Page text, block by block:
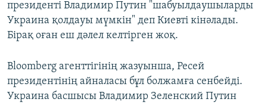
президенті Владимир Путин "шабуылдаушыларды
Украина қолдауы мүмкін" деп Киевті кінәлады.
Бірақ оған еш дәлел келтірген жоқ.
Bloomberg агенттігінің жазуынша, Ресей
президентінің айналасы бұл болжамға сенбейді.
Украина басшысы Владимир Зеленский Путин